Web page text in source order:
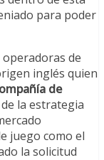
para poder
operadoras de
inglés quien
de
la estrategia
juego como el
la solicitud